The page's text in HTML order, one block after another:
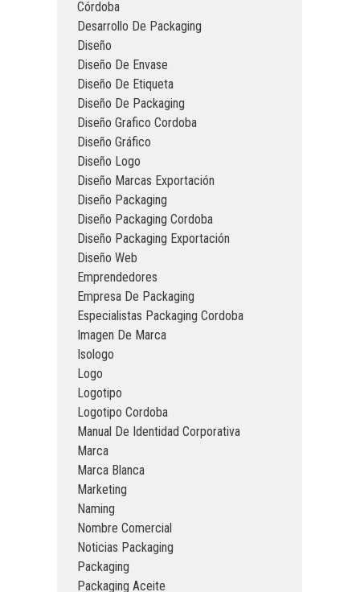
Córdoba
Desarrollo De Packaging
Diseño
Diseño De Envase
Diseño De Etiqueta
Diseño De Packaging
Diseño Grafico Cordoba
Diseño Gráfico
Diseño Logo
Diseño Marcas Exportación
Diseño Packaging
Diseño Packaging Cordoba
Diseño Packaging Exportación
Diseño Web
Emprendedores
Empresa De Packaging
Especialistas Packaging Cordoba
Imagen De Marca
Isologo
Logo
Logotipo
Logotipo Cordoba
Manual De Identidad Corporativa
Marca
Marca Blanca
Marketing
Naming
Nombre Comercial
Noticias Packaging
Packaging
Packaging Aceite